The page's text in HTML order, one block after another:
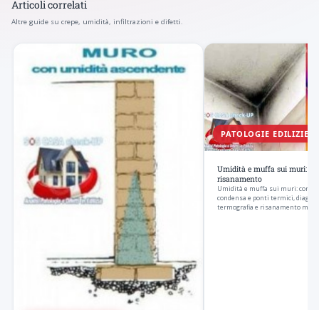
Articoli correlati
Altre guide su crepe, umidità, infiltrazioni e difetti.
PATOLOGIE EDILIZIE
Umidità e muffa sui muri:
risanamento
Umidità e muffa sui muri: come
condensa e ponti termici,
termografia e risanamento